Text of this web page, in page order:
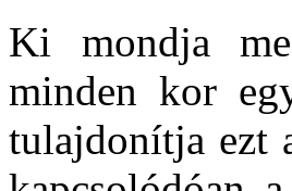
Ki mondja
minden kor
tulajdonítja ezt